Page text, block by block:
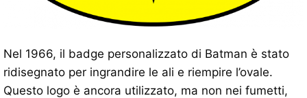
Nel 1966, il badge personalizzato di Batman è stato
ridisegnato per ingrandire le ali e riempire l’ovale.
Questo logo è ancora utilizzato, ma non nei fumetti,